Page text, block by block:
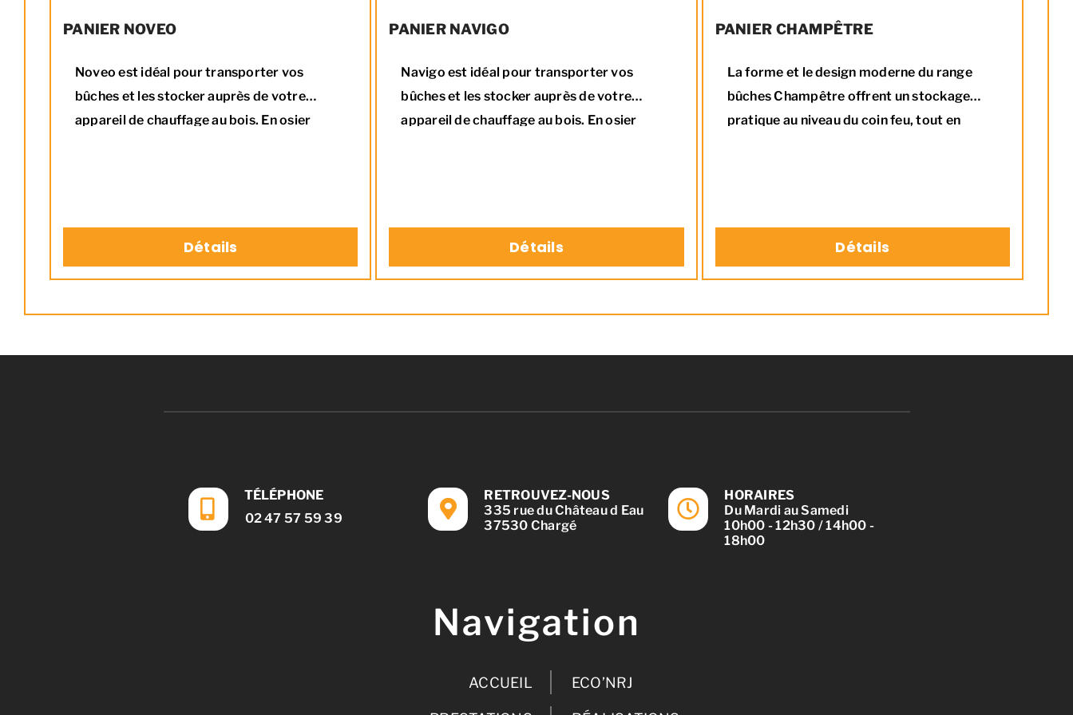
PANIER NOVEO
Noveo est idéal pour transporter vos
bûches et les stocker auprès de votre
appareil de chauffage au bois. En osier
Détails
PANIER NAVIGO
Navigo est idéal pour transporter vos
bûches et les stocker auprès de votre
appareil de chauffage au bois. En osier
Détails
PANIER CHAMPÊTRE
La forme et le design moderne du range
bûches Champêtre offrent un stockage
pratique au niveau du coin feu, tout en
Détails
TÉLÉPHONE
02 47 57 59 39
RETROUVEZ-NOUS
335 rue du Château d Eau
37530 Chargé
HORAIRES
Du Mardi au Samedi
10h00 - 12h30 / 14h00 -
18h00
Navigation
ACCUEIL ECO’NRJ